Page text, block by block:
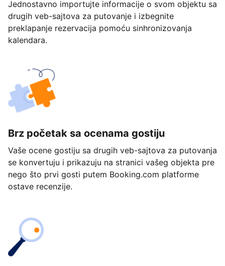
Jednostavno importujte informacije o svom objektu sa
drugih veb-sajtova za putovanje i izbegnite
preklapanje rezervacija pomoću sinhronizovanja
kalendara.
Brz početak sa ocenama gostiju
Vaše ocene gostiju sa drugih veb-sajtova za putovanja
se konvertuju i prikazuju na stranici vašeg objekta pre
nego što prvi gosti putem Booking.com platforme
ostave recenzije.